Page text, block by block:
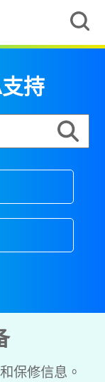
持
保修信息。